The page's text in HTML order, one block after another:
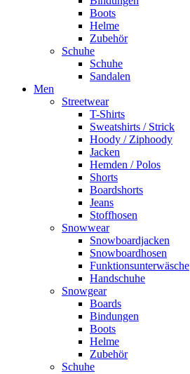
Boots
Helme
Zubehör
Schuhe
Schuhe
Sandalen
Men
Streetwear
T-Shirts
Sweatshirts / Strick
Hoody / Ziphoody
Jacken
Hemden / Polos
Shorts
Boardshorts
Jeans
Stoffhosen
Snowwear
Snowboardjacken
Snowboardhosen
Funktionsunterwäsche
Handschuhe
Snowgear
Boards
Bindungen
Boots
Helme
Zubehör
Schuhe